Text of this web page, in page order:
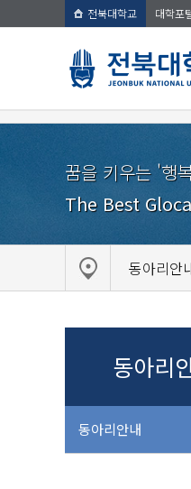
전북대학교 대학포
꿈을 키우는 '행
The Best
동아리안
동아리
동아리안내